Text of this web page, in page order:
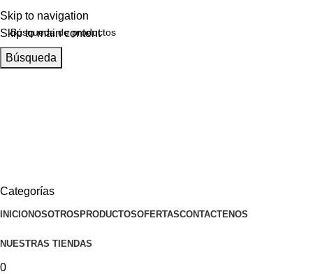
Skip to navigation
Skip to main content
Búsqueda
Categorías
INICIONOSOTROS PRODUCTOSOFERTASCONTACTENOS
NUESTRAS TIENDAS
0